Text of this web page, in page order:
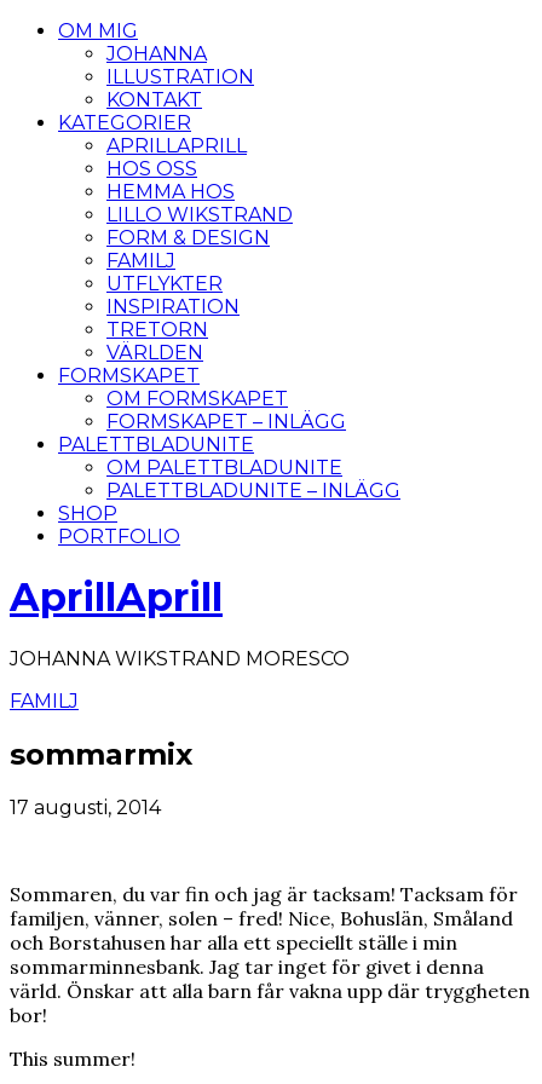
OM MIG
JOHANNA
ILLUSTRATION
KONTAKT
KATEGORIER
APRILLAPRILL
HOS OSS
HEMMA HOS
LILLO WIKSTRAND
FORM & DESIGN
FAMILJ
UTFLYKTER
INSPIRATION
TRETORN
VÄRLDEN
FORMSKAPET
OM FORMSKAPET
FORMSKAPET – INLÄGG
PALETTBLADUNITE
OM PALETTBLADUNITE
PALETTBLADUNITE – INLÄGG
SHOP
PORTFOLIO
AprillAprill
JOHANNA WIKSTRAND MORESCO
FAMILJ
sommarmix
17 augusti, 2014
Sommaren, du var fin och jag är tacksam! Tacksam för
familjen, vänner, solen – fred! Nice, Bohuslän, Småland
och Borstahusen har alla ett speciellt ställe i min
sommarminnesbank. Jag tar inget för givet i denna
värld. Önskar att alla barn får vakna upp där tryggheten
bor!
This summer!